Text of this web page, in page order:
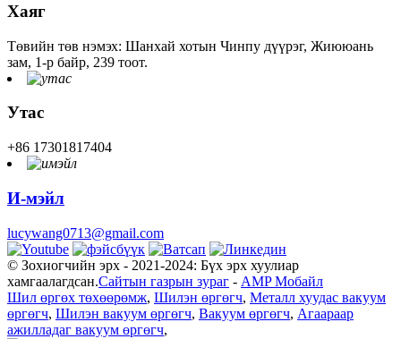
Хаяг
Төвийн төв нэмэх: Шанхай хотын Чинпу дүүрэг, Жиююань
зам, 1-р байр, 239 тоот.
Утас
+86 17301817404
И-мэйл
lucywang0713@gmail.com
© Зохиогчийн эрх - 2021-2024: Бүх эрх хуулиар
хамгаалагдсан.Сайтын газрын зураг - AMP Мобайл
Шил өргөх төхөөрөмж, Шилэн өргөгч, Металл хуудас вакуум
өргөгч, Шилэн вакуум өргөгч, Вакуум өргөгч, Агаараар
ажилладаг вакуум өргөгч,